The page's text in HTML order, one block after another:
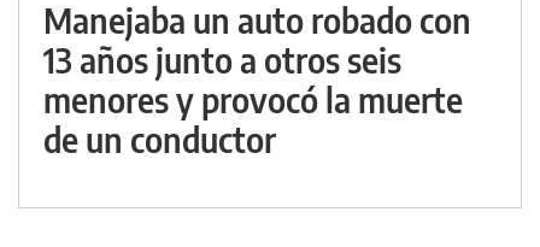
Manejaba un auto robado con
13 años junto a otros seis
menores y provocó la muerte
de un conductor